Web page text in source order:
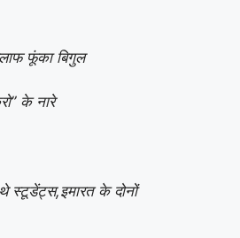
फूंका बिगुल
के नारे
स्टूडेंट्स,इमारत के दोनों